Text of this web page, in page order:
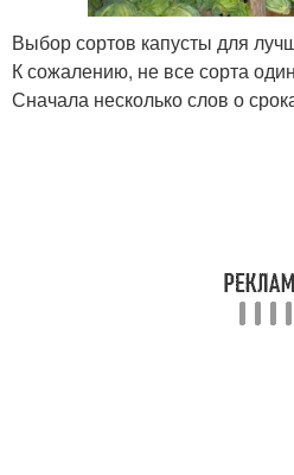
Выбор сортов капусты для
К сожалению, не все сорта
Сначала несколько слов о